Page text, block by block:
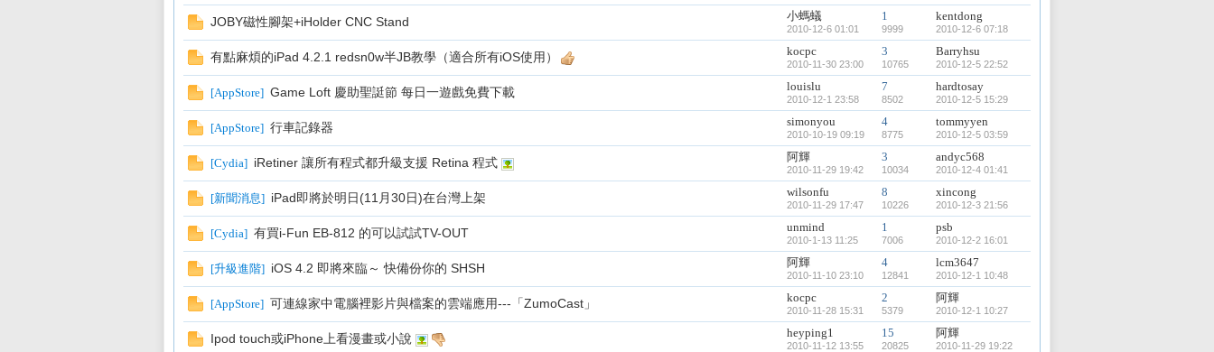
JOBY磁性腳架+iHolder CNC Stand 小螞蟻
2010-12-6 01:01
1
9999
kentdong
2010-12-6 07:18
有點麻煩的iPad 4.2.1 redsn0w半JB教學（適合所有iOS使用） kocpc
2010-11-30 23:00
3
10765
Barryhsu
2010-12-5 22:52
[AppStore] Game Loft 慶助聖誔節 每日一遊戲免費下載 louislu
2010-12-1 23:58
7
8502
hardtosay
2010-12-5 15:29
[AppStore] 行車記錄器 simonyou
2010-10-19 09:19
4
8775
tommyyen
2010-12-5 03:59
[Cydia] iRetiner 讓所有程式都升級支援 Retina 程式 阿輝
2010-11-29 19:42
3
10034
andyc568
2010-12-4 01:41
[新聞消息] iPad即將於明日(11月30日)在台灣上架 wilsonfu
2010-11-29 17:47
8
10226
xincong
2010-12-3 21:56
[Cydia] 有買i-Fun EB-812 的可以試試TV-OUT unmind
2010-1-13 11:25
1
7006
psb
2010-12-2 16:01
[升級進階] iOS 4.2 即將來臨～ 快備份你的 SHSH 阿輝
2010-11-10 23:10
4
12841
lcm3647
2010-12-1 10:48
[AppStore] 可連線家中電腦裡影片與檔案的雲端應用---「ZumoCast」 kocpc
2010-11-28 15:31
2
5379
阿輝
2010-12-1 10:27
Ipod touch或iPhone上看漫畫或小說 heyping1
2010-11-12 13:55
15
20825
阿輝
2010-11-29 19:22